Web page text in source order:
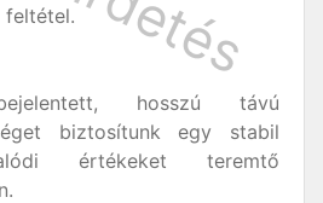
feltétel.
hosszú távú
biztosítunk egy stabil
értékeket teremtő